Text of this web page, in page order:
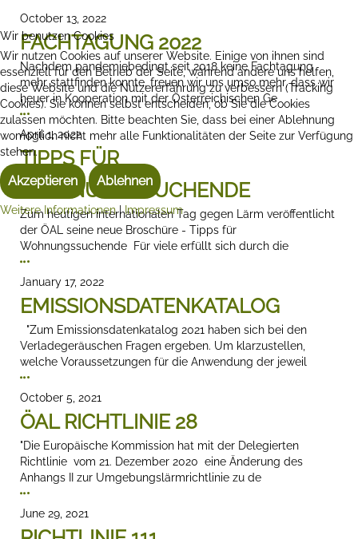
October 13, 2022
FACHTAGUNG 2022
Nachdem pandemiebedingt seit 2018 keine Fachtagung
mehr stattfinden konnte, freuen wir uns umso mehr, dass wir
heuer in Kooperation mit der Österreichischen Ge
April 1, 2022
TIPPS FÜR
WOHNUNGSSUCHENDE
Zum heutigen internationalen Tag gegen Lärm veröffentlicht
der ÖAL seine neue Broschüre - Tipps für
Wohnungssuchende Für viele erfüllt sich durch die
January 17, 2022
EMISSIONSDATENKATALOG
"Zum Emissionsdatenkatalog 2021 haben sich bei den
Verladegeräuschen Fragen ergeben. Um klarzustellen,
welche Voraussetzungen für die Anwendung der jeweil
October 5, 2021
ÖAL RICHTLINIE 28
"Die Europäische Kommission hat mit der Delegierten
Richtlinie vom 21. Dezember 2020 eine Änderung des
Anhangs II zur Umgebungslärmrichtlinie zu de
June 29, 2021
Wir benutzen Cookies
Wir nutzen Cookies auf unserer Website. Einige von ihnen sind
essenziell für den Betrieb der Seite, während andere uns helfen,
diese Website und die Nutzererfahrung zu verbessern (Tracking
Cookies). Sie können selbst entscheiden, ob Sie die Cookies
zulassen möchten. Bitte beachten Sie, dass bei einer Ablehnung
womöglich nicht mehr alle Funktionalitäten der Seite zur Verfügung
stehen.
Akzeptieren Ablehnen
Weitere Informationen|Impressum